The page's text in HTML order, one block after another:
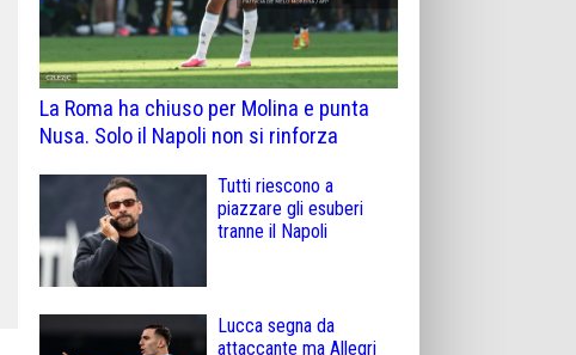
La Roma ha chiuso per Molina e punta
Nusa. Solo il Napoli non si rinforza
Tutti riescono a
piazzare gli esuberi
tranne il Napoli
Lucca segna da
attaccante ma Allegri